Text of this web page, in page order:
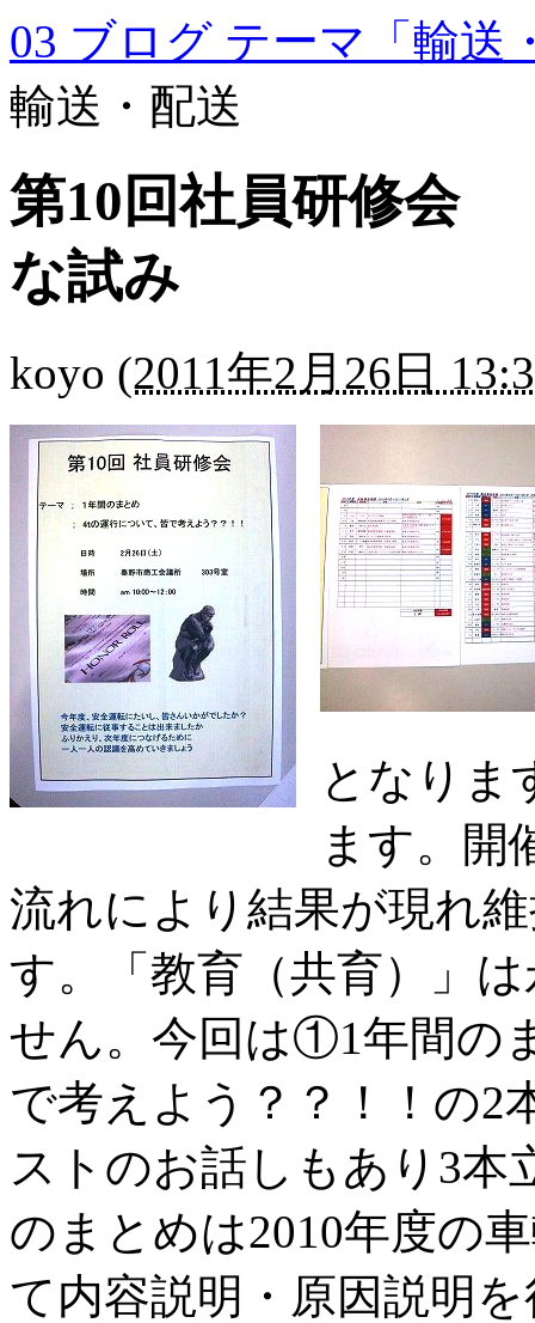
03 ブログ テーマ「輸送
輸送・配送
第10回社員研修会
な試み
koyo (2011年2月26日
となりま
ます。開
流れにより結果が現れ
す。「教育（共育）」
せん。今回は①1年間の
で考えよう？？！！の2
ストのお話しもあり3
のまとめは2010年度の
て内容説明・原因説明